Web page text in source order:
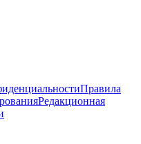
Правила
Редакционная